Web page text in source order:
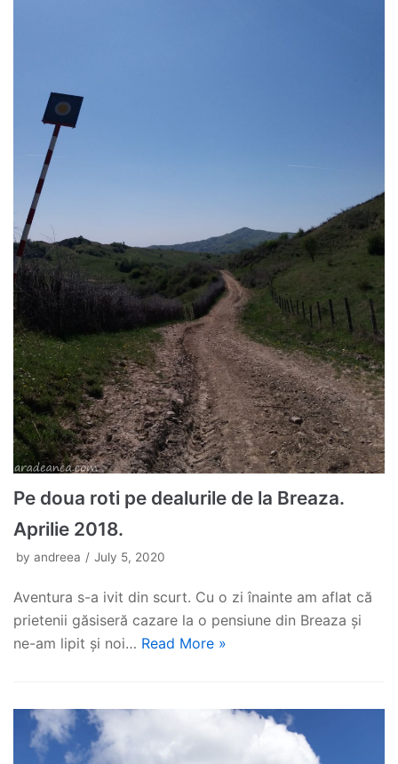
Pe doua roti pe dealurile de la Breaza.
Aprilie 2018.
by andreea July 5, 2020
Aventura s-a ivit din scurt. Cu o zi înainte am aflat că
prietenii găsiseră cazare la o pensiune din Breaza și
ne-am lipit și noi… Read More »